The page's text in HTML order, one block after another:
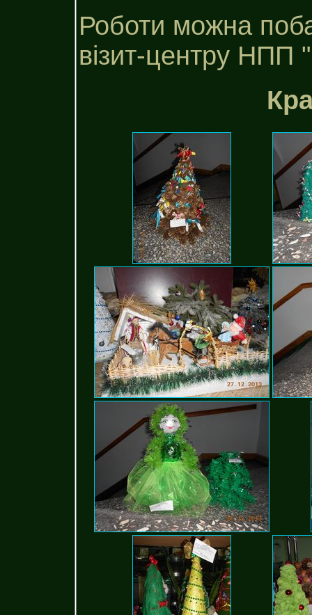
Роботи можна
візит-центру НПП